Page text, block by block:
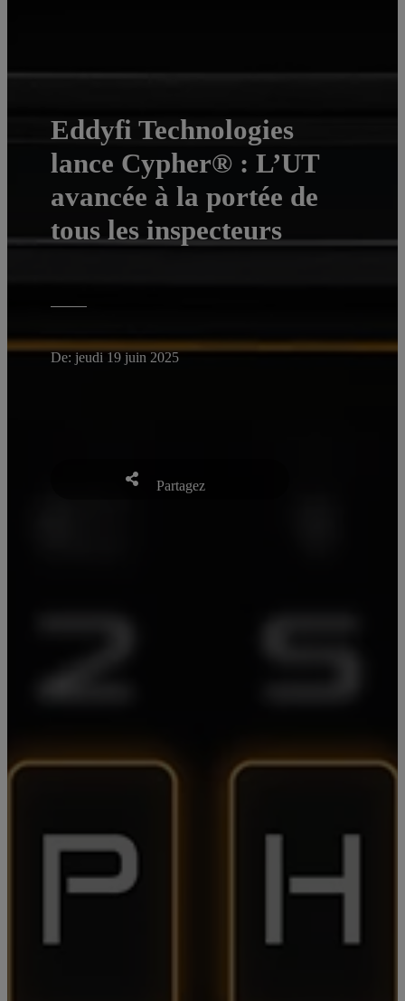
Eddyfi Technologies
lance Cypher® : L’UT
avancée à la portée de
tous les inspecteurs
De: jeudi 19 juin 2025
Partagez